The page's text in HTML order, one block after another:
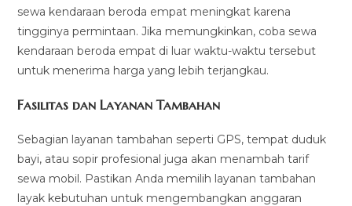
sewa kendaraan beroda empat meningkat karena
tingginya permintaan. Jika memungkinkan, coba sewa
kendaraan beroda empat di luar waktu-waktu tersebut
untuk menerima harga yang lebih terjangkau.
Fasilitas dan Layanan Tambahan
Sebagian layanan tambahan seperti GPS, tempat duduk
bayi, atau sopir profesional juga akan menambah tarif
sewa mobil. Pastikan Anda memilih layanan tambahan
layak kebutuhan untuk mengembangkan anggaran